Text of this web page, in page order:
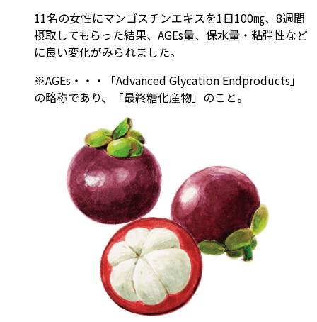
11名の女性にマンゴスチンエキスを1日100㎎、8週間
摂取してもらった結果、AGEs量、保水量・粘弾性など
に良い変化がみられました。
※AGEs・・・「Advanced Glycation Endproducts」
の略称であり、「最終糖化産物」のこと。